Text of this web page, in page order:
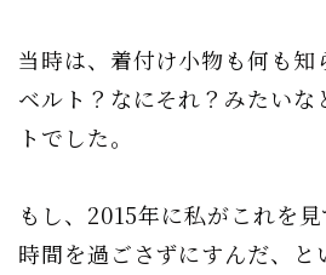
当時は、着付け小物も何も知
ベルト？なにそれ？みたいな
トでした。
もし、2015年に私がこれを
時間を過ごさずにすんだ、と